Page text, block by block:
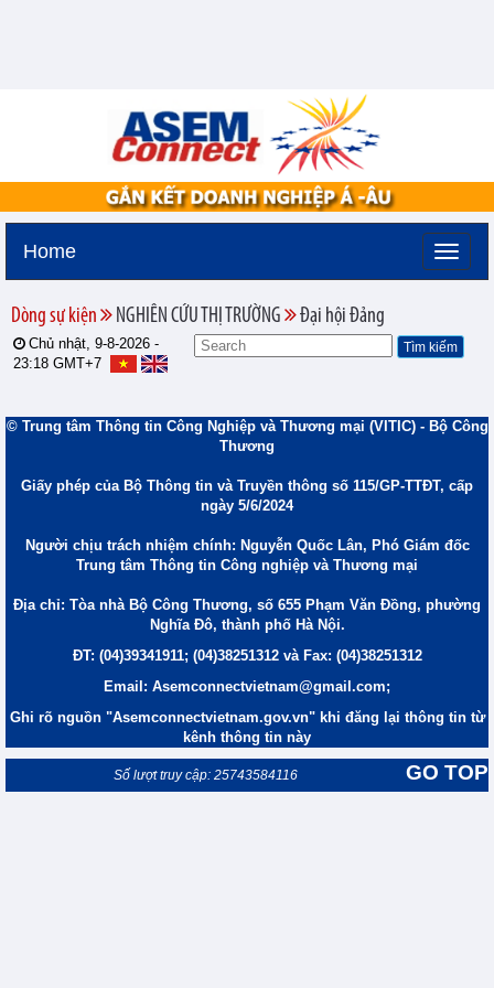
Home
Dòng sự kiện NGHIÊN CỨU THỊ TRƯỜNG Đại hội Đảng
Chủ nhật, 9-8-2026 -
23:18 GMT+7
© Trung tâm Thông tin Công Nghiệp và Thương mại (VITIC) - Bộ Công
Thương
Giấy phép của Bộ Thông tin và Truyền thông số 115/GP-TTĐT, cấp
ngày 5/6/2024
Người chịu trách nhiệm chính: Nguyễn Quốc Lân, Phó Giám đốc
Trung tâm Thông tin Công nghiệp và Thương mại
Địa chỉ: Tòa nhà Bộ Công Thương, số 655 Phạm Văn Đồng, phường
Nghĩa Đô, thành phố Hà Nội.
ĐT: (04)39341911; (04)38251312 và Fax: (04)38251312
Email: Asemconnectvietnam@gmail.com;
Ghi rõ nguồn "Asemconnectvietnam.gov.vn" khi đăng lại thông tin từ
kênh thông tin này
GO TOP
Số lượt truy cập: 25743584116